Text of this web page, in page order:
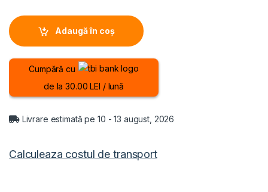
Adaugă în coș
Cumpără cu
de la 30.00 LEI / lună
Livrare estimată pe 10 - 13 august, 2026
Calculeaza costul de transport